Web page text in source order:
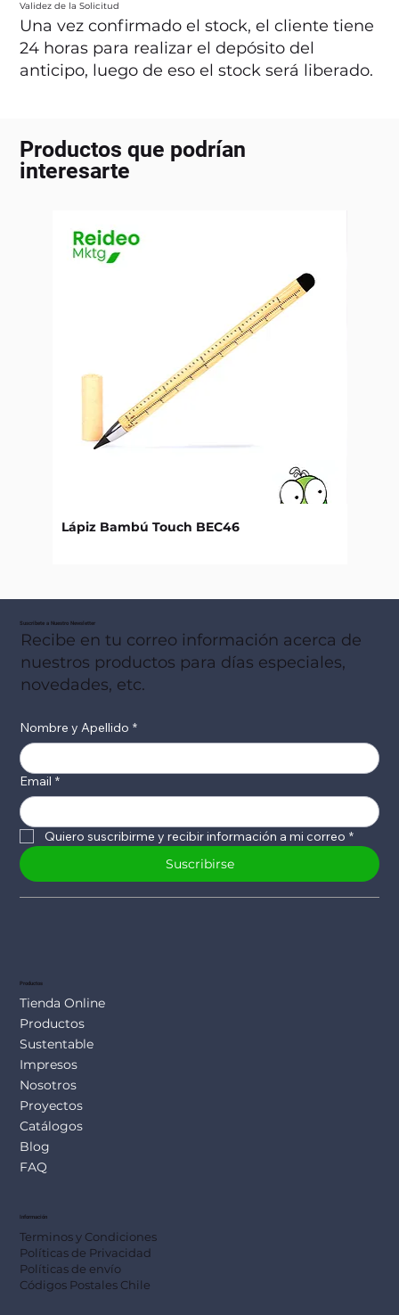
Validez de la Solicitud
Una vez confirmado el stock, el cliente tiene
24 horas para realizar el depósito del
anticipo, luego de eso el stock será liberado.
Productos que podrían
interesarte
Lápiz Bambú Touch BEC46
Suscribete a Nuestro Newsletter
Recibe en tu correo información acerca de
nuestros productos para días especiales,
novedades, etc.
Nombre y Apellido *
Email *
Quiero suscribirme y recibir información a mi correo *
Suscribirse
Productos
Tienda Online
Productos
Sustentable
Impresos
Nosotros
Proyectos
Catálogos
Blog
FAQ
Información
Terminos y Condiciones
Políticas de Privacidad
Políticas de envío
Códigos Postales Chile